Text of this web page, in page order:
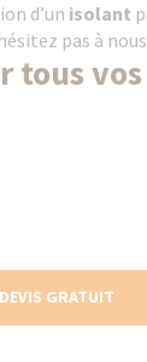
d’un isolant
pas à
tous
GRATUIT